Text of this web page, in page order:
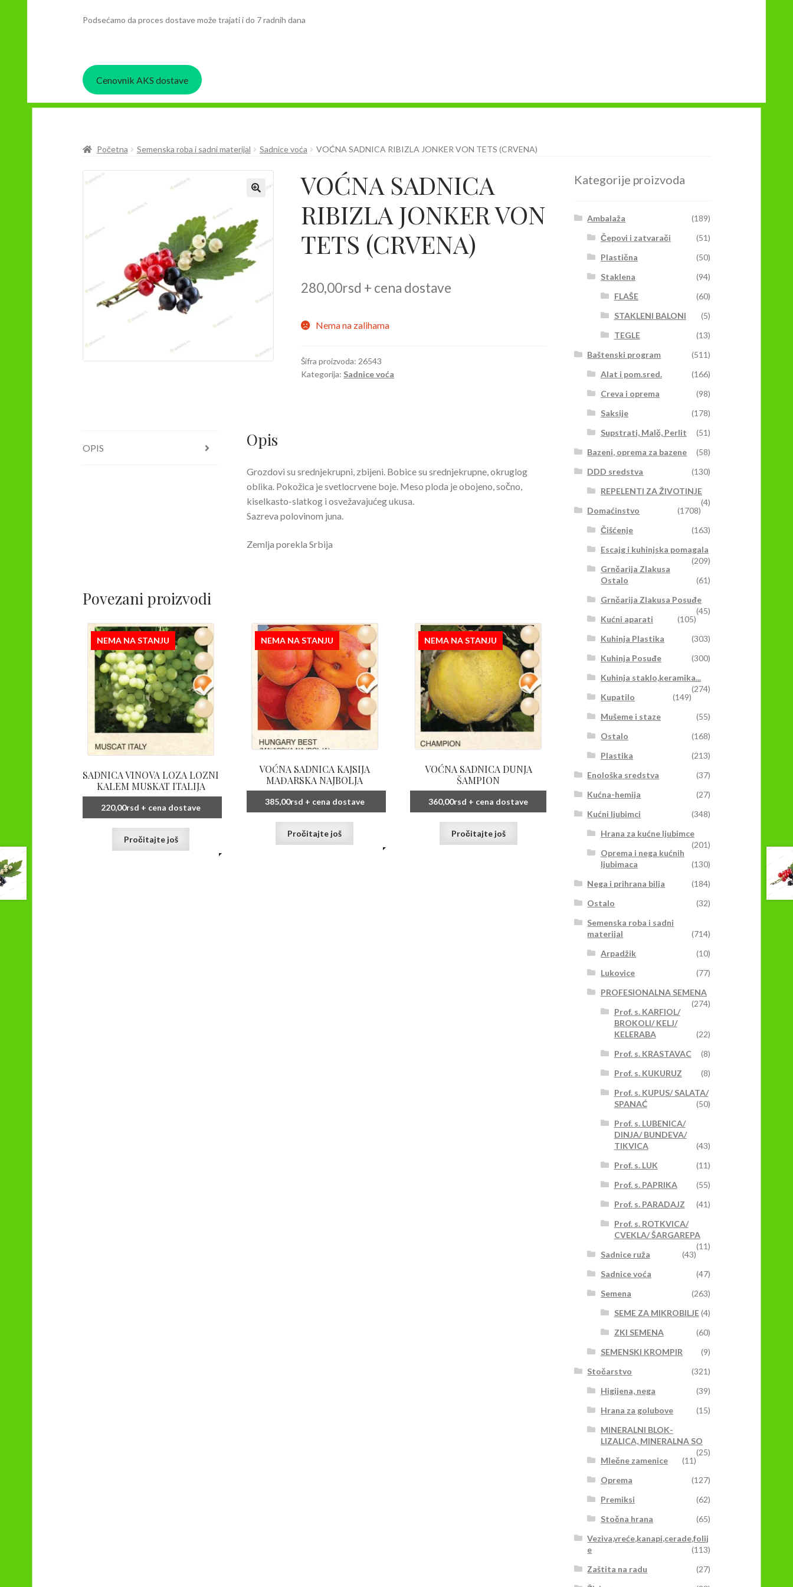
Podsećamo da proces dostave može trajati i do 7 radnih dana
Cenovnik AKS dostave
Početna Semenska roba i sadni materijal Sadnice voća VOĆNA SADNICA RIBIZLA JONKER VON TETS (CRVENA)
VOĆNA SADNICA
RIBIZLA JONKER VON
TETS (CRVENA)
280,00rsd + cena dostave
Nema na zalihama
Šifra proizvoda:26543
Kategorija: Sadnice voća
OPIS Opis
Grozdovi su srednjekrupni, zbijeni. Bobice su srednjekrupne, okruglog
oblika. Pokožica je svetlocrvene boje. Meso ploda je obojeno, sočno,
kiselkasto-slatkog i osvežavajućeg ukusa.
Sazreva polovinom juna.
Zemlja porekla Srbija
Povezani proizvodi
NEMA NA STANJU
SADNICA VINOVA LOZA LOZNI
KALEM MUSKAT ITALIJA
220,00rsd + cena dostave
Pročitajte još
NEMA NA STANJU
VOĆNA SADNICA KAJSIJA
MAĐARSKA NAJBOLJA
385,00rsd + cena dostave
Pročitajte još
NEMA NA STANJU
VOĆNA SADNICA DUNJA
ŠAMPION
360,00rsd + cena dostave
Pročitajte još
Kategorije proizvoda
Ambalaža
(189)
Čepovi i zatvarači
(51)
Plastična
(50)
Staklena
(94)
FLAŠE
(60)
STAKLENI BALONI
(5)
TEGLE
(13)
Baštenski program
(511)
Alat i pom.sred.
(166)
Creva i oprema
(98)
Saksije
(178)
Supstrati, Malč, Perlit
(51)
Bazeni, oprema za bazene
(58)
DDD sredstva
(130)
REPELENTI ZA ŽIVOTINJE
(4)
Domaćinstvo
(1708)
Čišćenje
(163)
Escajg i kuhinjska pomagala
(209)
Grnčarija Zlakusa
Ostalo
(61)
Grnčarija Zlakusa Posuđe
(45)
Kućni aparati
(105)
Kuhinja Plastika
(303)
Kuhinja Posuđe
(300)
Kuhinja staklo,keramika...
(274)
Kupatilo
(149)
Mušeme i staze
(55)
Ostalo
(168)
Plastika
(213)
Enološka sredstva
(37)
Kućna-hemija
(27)
Kućni ljubimci
(348)
Hrana za kućne ljubimce
(201)
Oprema i nega kućnih
ljubimaca
(130)
Nega i prihrana bilja
(184)
Ostalo
(32)
Semenska roba i sadni
materijal
(714)
Arpadžik
(10)
Lukovice
(77)
PROFESIONALNA SEMENA
(274)
Prof. s. KARFIOL/
BROKOLI/ KELJ/
KELERABA
(22)
Prof. s. KRASTAVAC
(8)
Prof. s. KUKURUZ
(8)
Prof. s. KUPUS/ SALATA/
SPANAĆ
(50)
Prof. s. LUBENICA/
DINJA/ BUNDEVA/
TIKVICA
(43)
Prof. s. LUK
(11)
Prof. s. PAPRIKA
(55)
Prof. s. PARADAJZ
(41)
Prof. s. ROTKVICA/
CVEKLA/ ŠARGAREPA
(11)
Sadnice ruža
(43)
Sadnice voća
(47)
Semena
(263)
SEME ZA MIKROBILJE(4)
ZKI SEMENA
(60)
SEMENSKI KROMPIR
(9)
Stočarstvo
(321)
Higijena, nega
(39)
Hrana za golubove
(15)
MINERALNI BLOK-
LIZALICA, MINERALNA SO
(25)
Mlečne zamenice
(11)
Oprema
(127)
Premiksi
(62)
Stočna hrana
(65)
Veziva,vreće,kanapi,cerade,folij
e
(113)
Zaštita na radu
(27)